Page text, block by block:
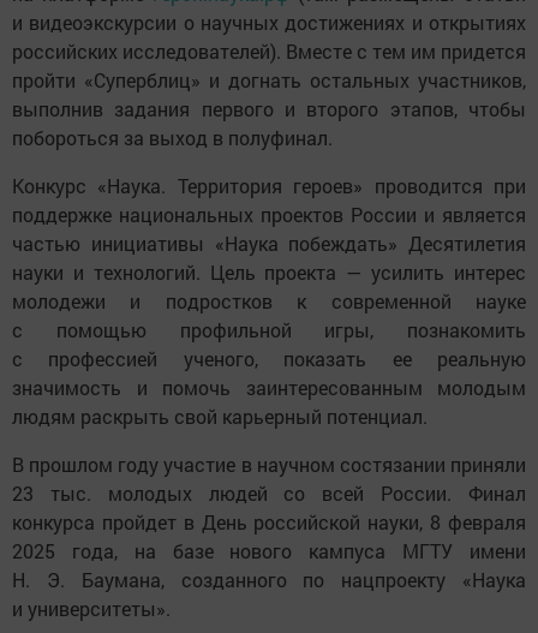
и видеоэкскурсии о научных достижениях и открытиях
российских исследователей). Вместе с тем им придется
пройти «Суперблиц» и догнать остальных участников,
выполнив задания первого и второго этапов, чтобы
побороться за выход в полуфинал.
Конкурс «Наука. Территория героев» проводится при
поддержке национальных проектов России и является
частью инициативы «Наука побеждать» Десятилетия
науки и технологий. Цель проекта — усилить интерес
молодежи и подростков к современной науке
с помощью профильной игры, познакомить
с профессией ученого, показать ее реальную
значимость и помочь заинтересованным молодым
людям раскрыть свой карьерный потенциал.
В прошлом году участие в научном состязании приняли
23 тыс. молодых людей со всей России. Финал
конкурса пройдет в День российской науки, 8 февраля
2025 года, на базе нового кампуса МГТУ имени
Н. Э. Баумана, созданного по нацпроекту «Наука
и университеты».